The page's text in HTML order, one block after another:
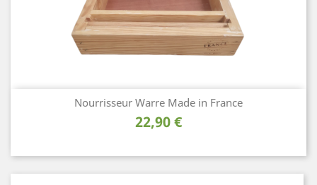
Nourrisseur Warre Made in France
Prix
22,90 €